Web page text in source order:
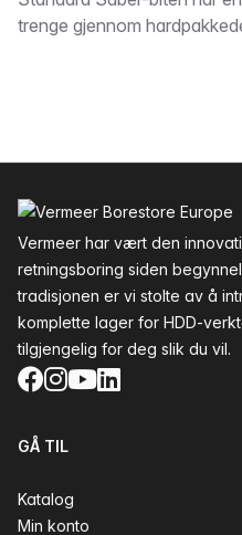
trenge gjennom
Vermeer har vært den
retningsboring siden
tradisjonen er vi stolte av å
komplette lager for HDD-
tilgjengelig for deg slik du vil.
Facebook
Instagram
YouTube
LinkedIn
GÅ TIL
Katalog
Min konto